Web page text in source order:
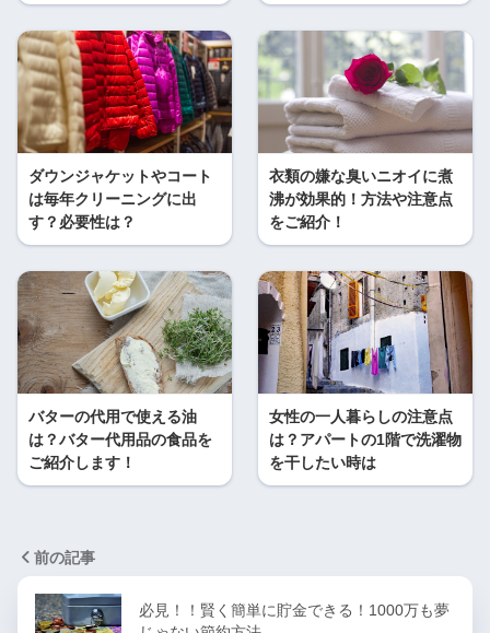
ダウンジャケットやコート
は毎年クリーニングに出
す？必要性は？
衣類の嫌な臭いニオイに煮
沸が効果的！方法や注意点
をご紹介！
バターの代用で使える油
は？バター代用品の食品を
ご紹介します！
女性の一人暮らしの注意点
は？アパートの1階で洗濯物
を干したい時は
前の記事
必見！！賢く簡単に貯金できる！1000万も夢